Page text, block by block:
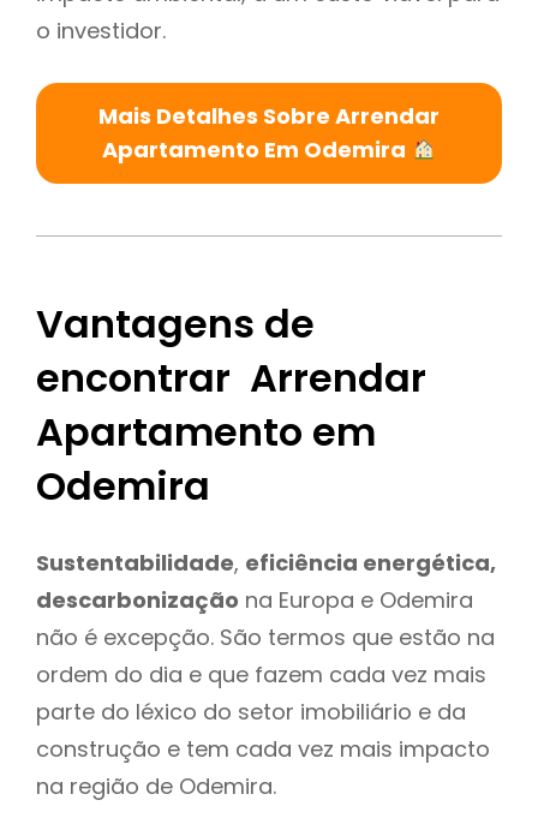
o investidor.
Mais Detalhes Sobre Arrendar
Apartamento Em Odemira
Vantagens de
encontrar Arrendar
Apartamento em
Odemira
Sustentabilidade, eficiência energética,
descarbonização na Europa e Odemira
não é excepção. São termos que estão na
ordem do dia e que fazem cada vez mais
parte do léxico do setor imobiliário e da
construção e tem cada vez mais impacto
na região de Odemira.